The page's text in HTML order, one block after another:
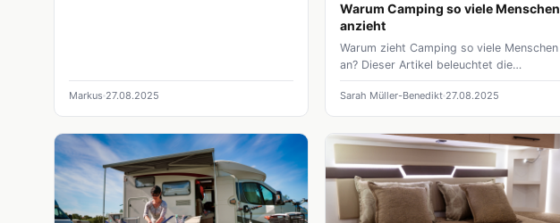
Markus 27.08.2025
Warum Camping so viele Menschen
anzieht
Warum zieht Camping so viele Menschen
an? Dieser Artikel beleuchtet die
Psychologie des Campings zwischen
Freiheit, Sinnsuche und Selbsttäuschung
– ehrlich und tiefgehend.
Sarah Müller-Benedikt 27.08.2025